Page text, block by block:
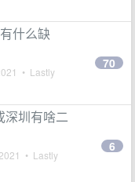
什么缺
• Lastly
70
深圳有啥二
• Lastly
6